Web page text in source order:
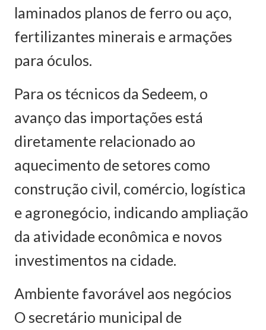
laminados planos de ferro ou aço,
fertilizantes minerais e armações
para óculos.
Para os técnicos da Sedeem, o
avanço das importações está
diretamente relacionado ao
aquecimento de setores como
construção civil, comércio, logística
e agronegócio, indicando ampliação
da atividade econômica e novos
investimentos na cidade.
Ambiente favorável aos negócios
O secretário municipal de